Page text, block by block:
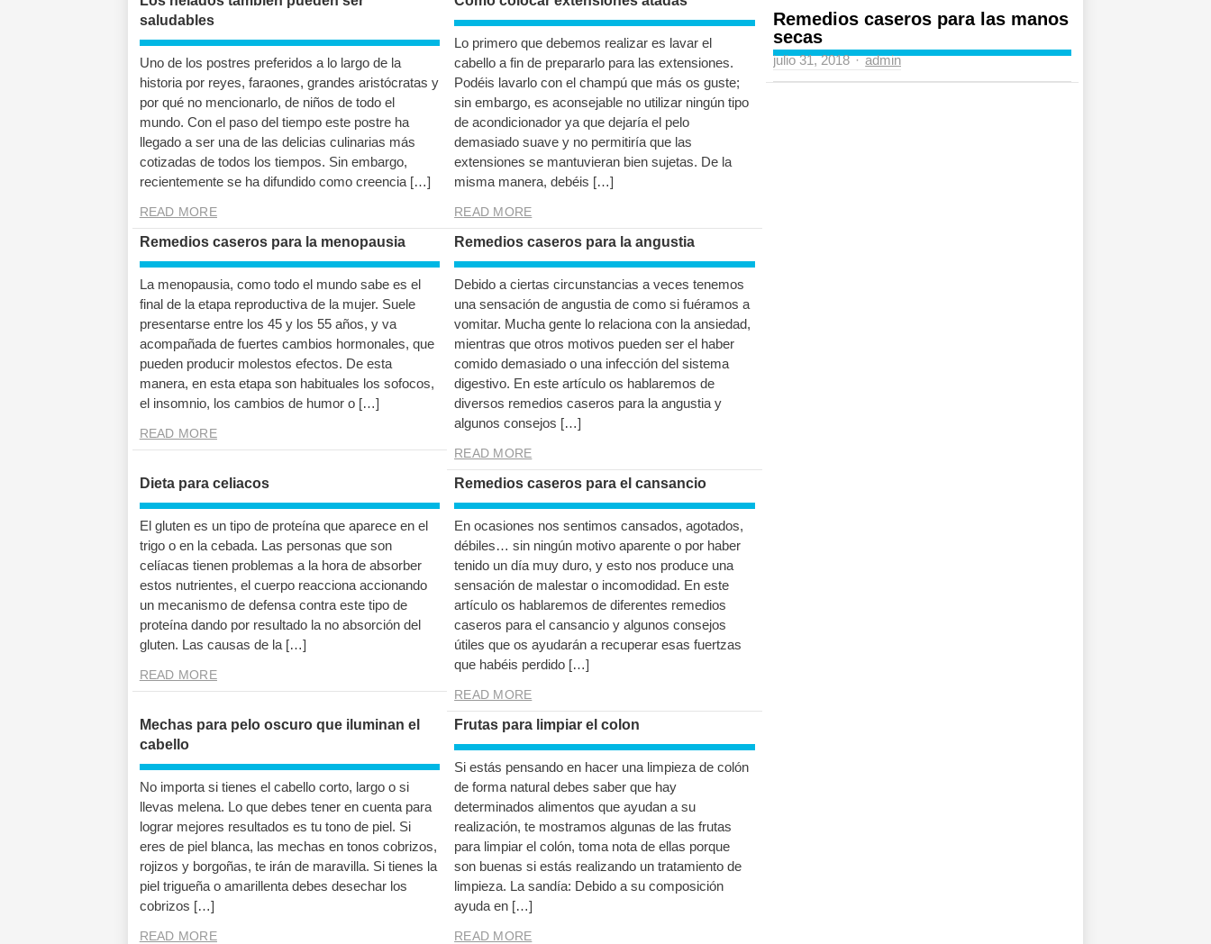
saludables
Uno de los postres preferidos a lo largo de la
historia por reyes, faraones, grandes aristócratas y
por qué no mencionarlo, de niños de todo el
mundo. Con el paso del tiempo este postre ha
llegado a ser una de las delicias culinarias más
cotizadas de todos los tiempos. Sin embargo,
recientemente se ha difundido como creencia […]
READ MORE
Lo primero que debemos realizar es lavar el
cabello a fin de prepararlo para las extensiones.
Podéis lavarlo con el champú que más os guste;
sin embargo, es aconsejable no utilizar ningún tipo
de acondicionador ya que dejaría el pelo
demasiado suave y no permitiría que las
extensiones se mantuvieran bien sujetas. De la
misma manera, debéis […]
READ MORE
Remedios caseros para la menopausia
La menopausia, como todo el mundo sabe es el
final de la etapa reproductiva de la mujer. Suele
presentarse entre los 45 y los 55 años, y va
acompañada de fuertes cambios hormonales, que
pueden producir molestos efectos. De esta
manera, en esta etapa son habituales los sofocos,
el insomnio, los cambios de humor o […]
READ MORE
Remedios caseros para la angustia
Debido a ciertas circunstancias a veces tenemos
una sensación de angustia de como si fuéramos a
vomitar. Mucha gente lo relaciona con la ansiedad,
mientras que otros motivos pueden ser el haber
comido demasiado o una infección del sistema
digestivo. En este artículo os hablaremos de
diversos remedios caseros para la angustia y
algunos consejos […]
READ MORE
Dieta para celiacos
El gluten es un tipo de proteína que aparece en el
trigo o en la cebada. Las personas que son
celíacas tienen problemas a la hora de absorber
estos nutrientes, el cuerpo reacciona accionando
un mecanismo de defensa contra este tipo de
proteína dando por resultado la no absorción del
gluten. Las causas de la […]
READ MORE
Remedios caseros para el cansancio
En ocasiones nos sentimos cansados, agotados,
débiles… sin ningún motivo aparente o por haber
tenido un día muy duro, y esto nos produce una
sensación de malestar o incomodidad. En este
artículo os hablaremos de diferentes remedios
caseros para el cansancio y algunos consejos
útiles que os ayudarán a recuperar esas fuertzas
que habéis perdido […]
READ MORE
Mechas para pelo oscuro que iluminan el
cabello
No importa si tienes el cabello corto, largo o si
llevas melena. Lo que debes tener en cuenta para
lograr mejores resultados es tu tono de piel. Si
eres de piel blanca, las mechas en tonos cobrizos,
rojizos y borgoñas, te irán de maravilla. Si tienes la
piel trigueña o amarillenta debes desechar los
cobrizos […]
READ MORE
Frutas para limpiar el colon
Si estás pensando en hacer una limpieza de colón
de forma natural debes saber que hay
determinados alimentos que ayudan a su
realización, te mostramos algunas de las frutas
para limpiar el colón, toma nota de ellas porque
son buenas si estás realizando un tratamiento de
limpieza. La sandía: Debido a su composición
ayuda en […]
READ MORE
Remedios caseros para las manos
secas
julio 31, 2018 Author
admin